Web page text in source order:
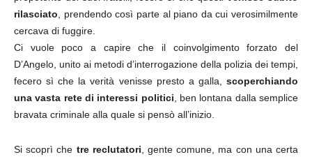
rilasciato , prendendo così parte al piano da cui verosimilmente
cercava di fuggire.
Ci vuole poco a capire che il coinvolgimento forzato del
D’Angelo, unito ai metodi d’interrogazione della polizia dei tempi,
fecero sì che la verità venisse presto a galla, scoperchiando
una vasta rete di interessi politici , ben lontana dalla semplice
bravata criminale alla quale si pensò all’inizio.
Si scoprì che tre reclutatori , gente comune, ma con una certa